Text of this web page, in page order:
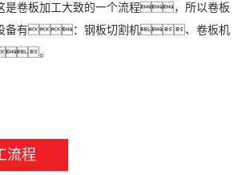
卷板加工大致的一个流程，所以卷板
设备有：钢板切割机、卷板机
。
流程